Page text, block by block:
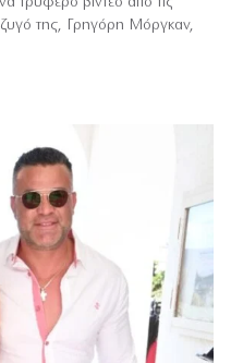
της, Γρηγόρη Μόργκαν,